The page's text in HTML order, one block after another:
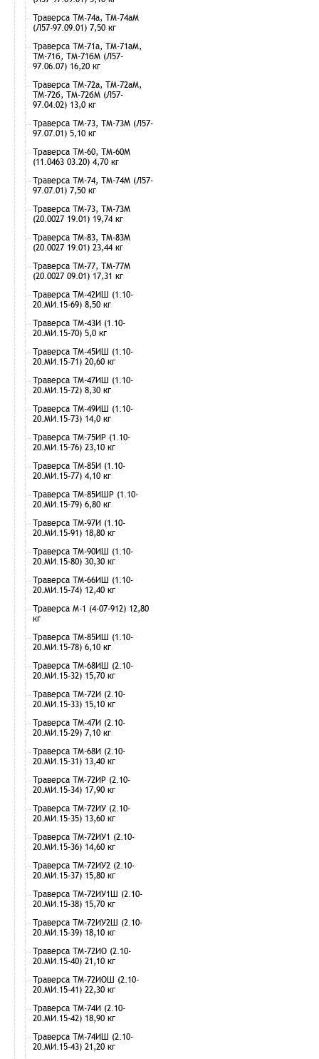
Траверса ТМ-74а, ТМ-74аМ
(Л57-97.09.01) 7,50 кг
Траверса ТМ-71а, ТМ-71аМ,
ТМ-71б, ТМ-71бМ (Л57-
97.06.07) 16,20 кг
Траверса ТМ-72а, ТМ-72аМ,
ТМ-72б, ТМ-72бМ (Л57-
97.04.02) 13,0 кг
Траверса ТМ-73, ТМ-73М (Л57-
97.07.01) 5,10 кг
Траверса ТМ-60, ТМ-60М
(11.0463 03.20) 4,70 кг
Траверса ТМ-74, ТМ-74М (Л57-
97.07.01) 7,50 кг
Траверса ТМ-73, ТМ-73М
(20.0027 19.01) 19,74 кг
Траверса ТМ-83, ТМ-83М
(20.0027 19.01) 23,44 кг
Траверса ТМ-77, ТМ-77М
(20.0027 09.01) 17,31 кг
Траверса ТМ-42ИШ (1.10-
20.МИ.15-69) 8,50 кг
Траверса ТМ-43И (1.10-
20.МИ.15-70) 5,0 кг
Траверса ТМ-45ИШ (1.10-
20.МИ.15-71) 20,60 кг
Траверса ТМ-47ИШ (1.10-
20.МИ.15-72) 8,30 кг
Траверса ТМ-49ИШ (1.10-
20.МИ.15-73) 14,0 кг
Траверса ТМ-75ИР (1.10-
20.МИ.15-76) 23,10 кг
Траверса ТМ-85И (1.10-
20.МИ.15-77) 4,10 кг
Траверса ТМ-85ИШР (1.10-
20.МИ.15-79) 6,80 кг
Траверса ТМ-97И (1.10-
20.МИ.15-91) 18,80 кг
Траверса ТМ-90ИШ (1.10-
20.МИ.15-80) 30,30 кг
Траверса ТМ-66ИШ (1.10-
20.МИ.15-74) 12,40 кг
Траверса М-1 (4-07-912) 12,80
кг
Траверса ТМ-85ИШ (1.10-
20.МИ.15-78) 6,10 кг
Траверса ТМ-68ИШ (2.10-
20.МИ.15-32) 15,70 кг
Траверса ТМ-72И (2.10-
20.МИ.15-33) 15,10 кг
Траверса ТМ-47И (2.10-
20.МИ.15-29) 7,10 кг
Траверса ТМ-68И (2.10-
20.МИ.15-31) 13,40 кг
Траверса ТМ-72ИР (2.10-
20.МИ.15-34) 17,90 кг
Траверса ТМ-72ИУ (2.10-
20.МИ.15-35) 13,60 кг
Траверса ТМ-72ИУ1 (2.10-
20.МИ.15-36) 14,60 кг
Траверса ТМ-72ИУ2 (2.10-
20.МИ.15-37) 15,80 кг
Траверса ТМ-72ИУ1Ш (2.10-
20.МИ.15-38) 15,70 кг
Траверса ТМ-72ИУ2Ш (2.10-
20.МИ.15-39) 18,10 кг
Траверса ТМ-72ИО (2.10-
20.МИ.15-40) 21,10 кг
Траверса ТМ-72ИОШ (2.10-
20.МИ.15-41) 22,30 кг
Траверса ТМ-74И (2.10-
20.МИ.15-42) 18,90 кг
Траверса ТМ-74ИШ (2.10-
20.МИ.15-43) 21,20 кг